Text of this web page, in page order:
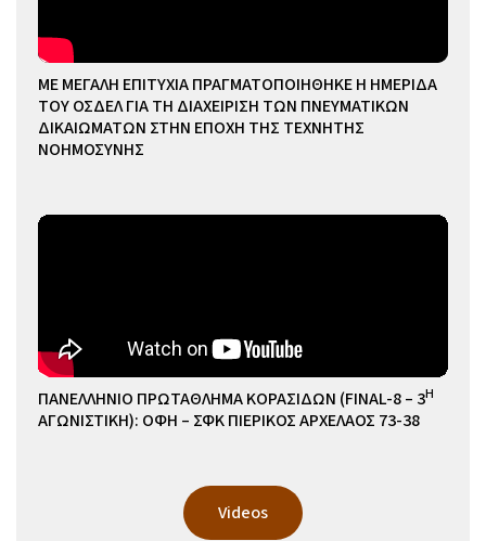
ΜΕ ΜΕΓΑΛΗ ΕΠΙΤΥΧΙΑ ΠΡΑΓΜΑΤΟΠΟΙΗΘΗΚΕ Η ΗΜΕΡΙΔΑ
ΤΟΥ ΟΣΔΕΛ ΓΙΑ ΤΗ ΔΙΑΧΕΙΡΙΣΗ ΤΩΝ ΠΝΕΥΜΑΤΙΚΩΝ
ΔΙΚΑΙΩΜΑΤΩΝ ΣΤΗΝ ΕΠΟΧΗ ΤΗΣ ΤΕΧΝΗΤΗΣ
ΝΟΗΜΟΣΥΝΗΣ
ΠΑΝΕΛΛΗΝΙΟ ΠΡΩΤΑΘΛΗΜΑ ΚΟΡΑΣΙΔΩΝ (FINAL-8 – 3Η
ΑΓΩΝΙΣΤΙΚΗ): ΟΦΗ – ΣΦΚ ΠΙΕΡΙΚΟΣ ΑΡΧΕΛΑΟΣ 73-38
Videos